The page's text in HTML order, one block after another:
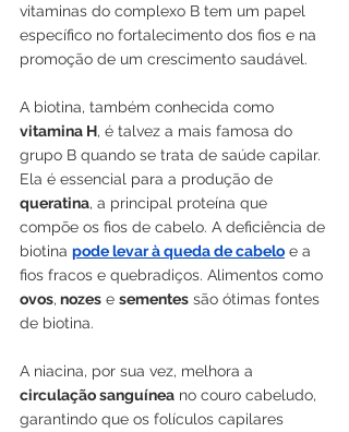
vitaminas do complexo B tem um papel
específico no fortalecimento dos fios e na
promoção de um crescimento saudável.
A biotina, também conhecida como
vitamina H, é talvez a mais famosa do
grupo B quando se trata de saúde capilar.
Ela é essencial para a produção de
queratina, a principal proteína que
compõe os fios de cabelo. A deficiência de
biotina pode levar à queda de cabelo e a
fios fracos e quebradiços. Alimentos como
ovos, nozes e sementes são ótimas fontes
de biotina.
A niacina, por sua vez, melhora a
circulação sanguínea no couro cabeludo,
garantindo que os folículos capilares